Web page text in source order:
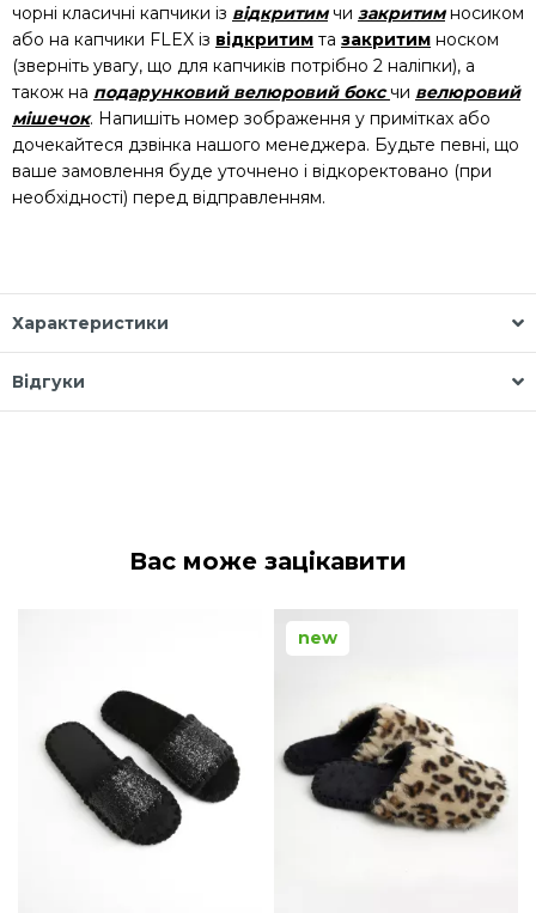
чорні класичні капчики із відкритимчи закритим носиком
або на капчики FLEX із відкритим та закритим носком
(зверніть увагу, що для капчиків потрібно 2 наліпки), а
також на подарунковий велюровий бокс чи велюровий
мішечок. Напишіть номер зображення у примітках або
дочекайтеся дзвінка нашого менеджера. Будьте певні, що
ваше замовлення буде уточнено і відкоректовано (при
необхідності) перед відправленням.
Характеристики
Відгуки
Вас може зацікавити
new